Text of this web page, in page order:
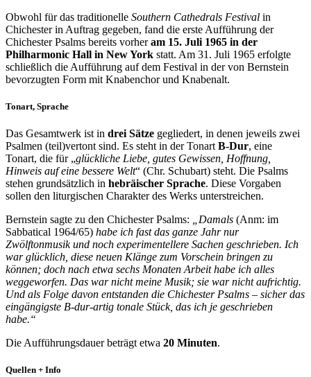
Obwohl für das traditionelle Southern Cathedrals Festival in
Chichester in Auftrag gegeben, fand die erste Aufführung der
Chichester Psalms bereits vorheram 15. Juli 1965 in der
Philharmonic Hall in New York statt. Am 31. Juli 1965 erfolgte
schließlich die Aufführung auf dem Festival in der von Bernstein
bevorzugten Form mit Knabenchor und Knabenalt.
Tonart, Sprache
Das Gesamtwerk ist in drei Sätze gegliedert, in denen jeweils zwei
Psalmen (teil)vertont sind. Es steht in der Tonart B-Dur, eine
Tonart, die für „glückliche Liebe, gutes Gewissen, Hoffnung,
Hinweis auf eine bessere Welt“ (Chr. Schubart) steht. Die Psalms
stehen grundsätzlich in hebräischer Sprache. Diese Vorgaben
sollen den liturgischen Charakter des Werks unterstreichen.
Bernstein sagte zu den Chichester Psalms:
„Damals (Anm: im
Sabbatical 1964/65) habe ich fast das ganze Jahr nur
Zwölftonmusik und noch experimentellere Sachen geschrieben. Ich
war glücklich, diese neuen Klänge zum Vorschein bringen zu
können; doch nach etwa sechs Monaten Arbeit habe ich alles
weggeworfen. Das war nicht meine Musik; sie war nicht aufrichtig.
Und als Folge davon entstanden die Chichester Psalms – sicher das
eingängigste B-dur-artig tonale Stück, das ich je geschrieben
habe.“
Die Aufführungsdauer beträgt etwa 20 Minuten.
Quellen + Info